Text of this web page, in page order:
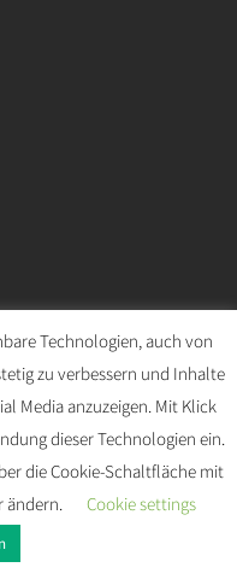
Technologien, auch von
zu verbessern und Inhalte
Media anzuzeigen. Mit Klick
dieser Technologien ein.
die Cookie-Schaltfläche mit
ändern.
Cookie settings